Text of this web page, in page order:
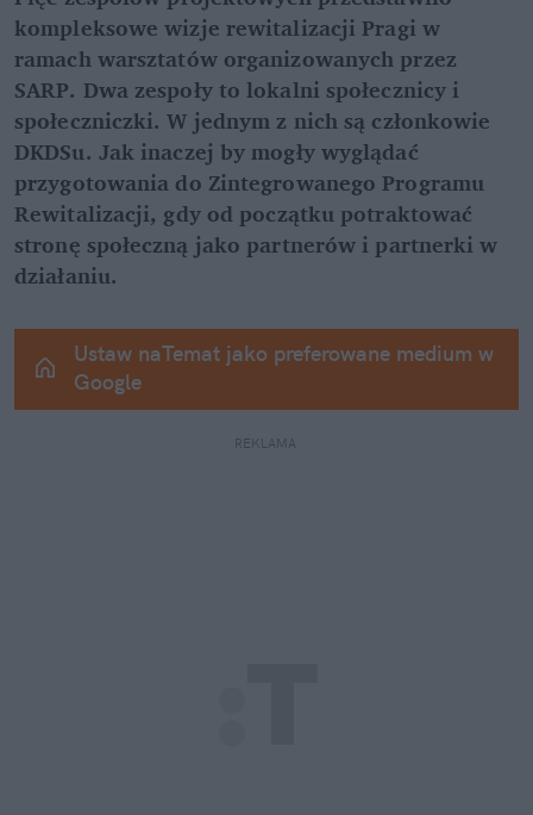
kompleksowe wizje rewitalizacji Pragi w
ramach warsztatów organizowanych przez
SARP. Dwa zespoły to lokalni społecznicy i
społeczniczki. W jednym z nich są członkowie
DKDSu. Jak inaczej by mogły wyglądać
przygotowania do Zintegrowanego Programu
Rewitalizacji, gdy od początku potraktować
stronę społeczną jako partnerów i partnerki w
działaniu.
Ustaw naTemat jako preferowane medium w
Google
REKLAMA